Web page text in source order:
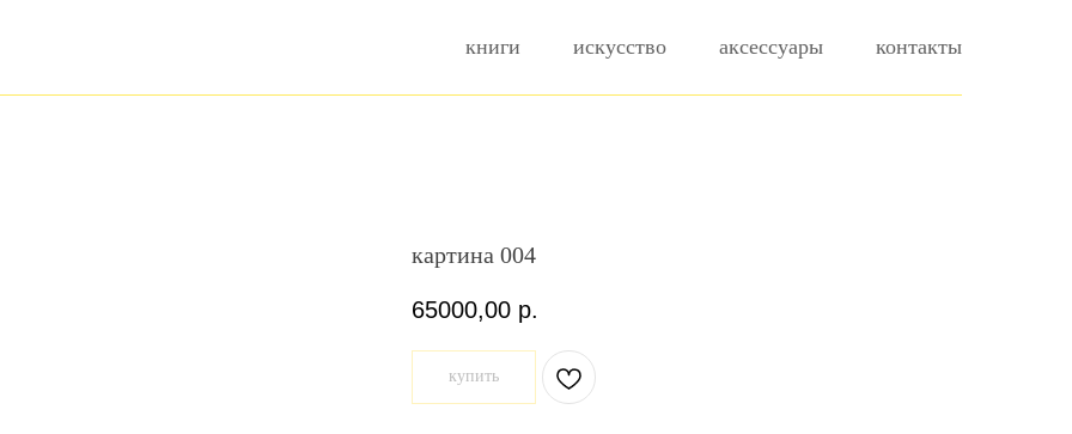
книги искусство аксессуары контакты
картина 004
65000,00 р.
купить